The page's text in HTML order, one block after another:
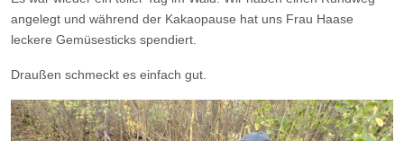
angelegt und während der Kakaopause hat uns Frau Haase
leckere Gemüsesticks spendiert.
Draußen schmeckt es einfach gut.